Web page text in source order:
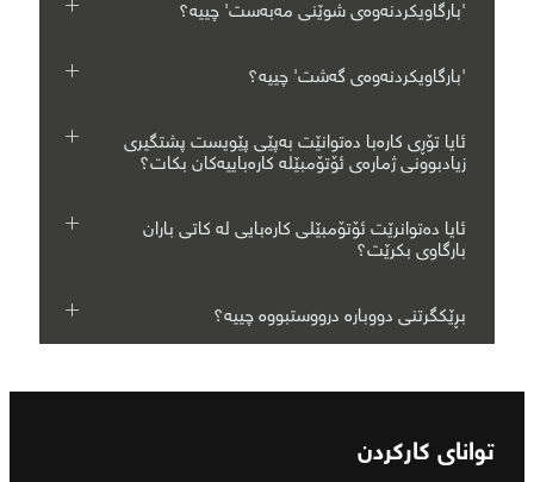
'بارگاویکردنەوەی گەشت' چییە؟
ئایا تۆڕی کارەبا دەتوانێت بەپێی پێویست پشتگیری
زیادبوونی ژمارەی ئۆتۆمبێلە کارەباییەکان بکات؟
ئایا دەتوانرێت ئۆتۆمبێلی کارەبایی لە کاتی باران
بارگاوی بکرێت؟
بڕێکگرتنی دووبارە درووستبووە چییە؟
توانای کارکردن